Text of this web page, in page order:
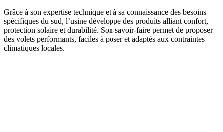
Grâce à son expertise technique et à sa connaissance des besoins
spécifiques du sud, l’usine développe des produits alliant confort,
protection solaire et durabilité. Son savoir-faire permet de proposer
des volets performants, faciles à poser et adaptés aux contraintes
climatiques locales.